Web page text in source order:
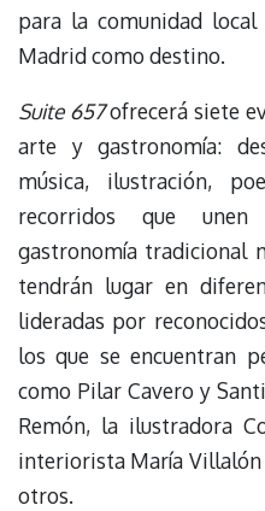
para la comunidad
Madrid como destino.
Suite 657ofrecerá siete
arte y gastronomía:
música, ilustración,
recorridos que
gastronomía tradicional
tendrán lugar en
lideradas por
los que se encuentran
como Pilar Cavero y
Remón, la ilustradora
interiorista María Villalón
otros.